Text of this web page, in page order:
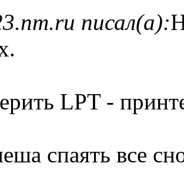
писал(а):
LPT -
спаять все